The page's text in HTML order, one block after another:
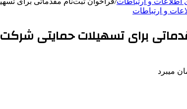
و ارتباطات
برای تسهیلات حمایتی